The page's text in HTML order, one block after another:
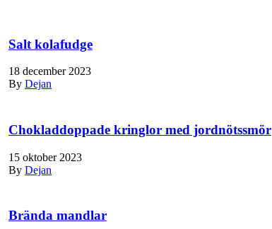
Salt kolafudge
18 december 2023
By Dejan
Chokladdoppade kringlor med jordnötssmör
15 oktober 2023
By Dejan
Brända mandlar